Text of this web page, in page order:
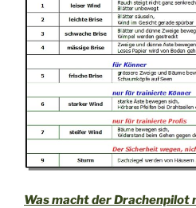
Was macht der Drachenpilot